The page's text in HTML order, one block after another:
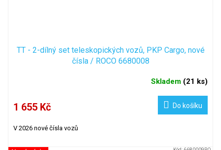
TT - 2-dílný set teleskopických vozů, PKP Cargo, nové
čísla / ROCO 6680008
Skladem (21 ks)
1 655 Kč Do košíku
V 2026 nové čísla vozů